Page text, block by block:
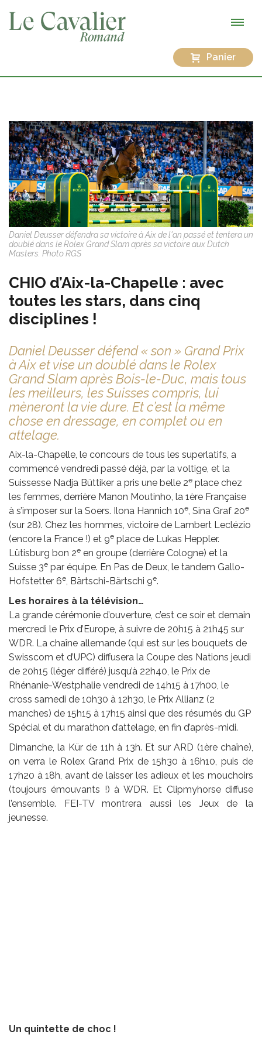
Panier
Daniel Deusser défendra sa victoire à Aix de l'an passé et tentera un
doublé dans le Rolex Grand Slam après sa victoire aux Dutch
Masters. Photo RGS
CHIO d’Aix-la-Chapelle : avec
toutes les stars, dans cinq
disciplines !
Daniel Deusser défend « son » Grand Prix
à Aix et vise un doublé dans le Rolex
Grand Slam après Bois-le-Duc, mais tous
les meilleurs, les Suisses compris, lui
mèneront la vie dure. Et c’est la même
chose en dressage, en complet ou en
attelage.
Aix-la-Chapelle, le concours de tous les superlatifs, a
commencé vendredi passé déjà, par la voltige, et la
Suissesse Nadja Büttiker a pris une belle 2e place chez
les femmes, derrière Manon Moutinho, la 1ère Française
à s’imposer sur la Soers. Ilona Hannich 10e, Sina Graf 20e
(sur 28). Chez les hommes, victoire de Lambert Leclézio
(encore la France !) et 9e place de Lukas Heppler.
Lütisburg bon 2e en groupe (derrière Cologne) et la
Suisse 3e par équipe. En Pas de Deux, le tandem Gallo-
Hofstetter 6e, Bärtschi-Bärtschi 9e.
Les horaires à la télévision…
La grande cérémonie d’ouverture, c’est ce soir et demain
mercredi le Prix d’Europe, à suivre de 20h15 à 21h45 sur
WDR. La chaîne allemande (qui est sur les bouquets de
Swisscom et d’UPC) diffusera la Coupe des Nations jeudi
de 20h15 (léger différé) jusqu’à 22h40, le Prix de
Rhénanie-Westphalie vendredi de 14h15 à 17h00, le
cross samedi de 10h30 à 12h30, le Prix Allianz (2
manches) de 15h15 à 17h15 ainsi que des résumés du GP
Spécial et du marathon d’attelage, en fin d’après-midi.
Dimanche, la Kür de 11h à 13h. Et sur ARD (1ère chaîne),
on verra le Rolex Grand Prix de 15h30 à 16h10, puis de
17h20 à 18h, avant de laisser les adieux et les mouchoirs
(toujours émouvants !) à WDR. Et Clipmyhorse diffuse
l’ensemble. FEI-TV montrera aussi les Jeux de la
jeunesse.
Un quintette de choc !